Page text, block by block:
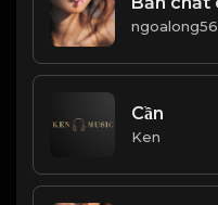
Cần
Ken